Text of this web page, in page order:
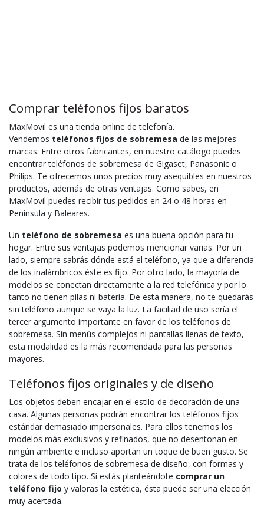
Comprar teléfonos fijos baratos
MaxMovil es una tienda online de telefonía.
Vendemos teléfonos fijos de sobremesa de las mejores
marcas. Entre otros fabricantes, en nuestro catálogo puedes
encontrar teléfonos de sobremesa de Gigaset, Panasonic o
Philips. Te ofrecemos unos precios muy asequibles en nuestros
productos, además de otras ventajas. Como sabes, en
MaxMovil puedes recibir tus pedidos en 24 o 48 horas en
Península y Baleares.
Un teléfono de sobremesa es una buena opción para tu
hogar. Entre sus ventajas podemos mencionar varias. Por un
lado, siempre sabrás dónde está el teléfono, ya que a diferencia
de los inalámbricos éste es fijo. Por otro lado, la mayoría de
modelos se conectan directamente a la red telefónica y por lo
tanto no tienen pilas ni batería. De esta manera, no te quedarás
sin teléfono aunque se vaya la luz. La faciliad de uso sería el
tercer argumento importante en favor de los teléfonos de
sobremesa. Sin menús complejos ni pantallas llenas de texto,
esta modalidad es la más recomendada para las personas
mayores.
Teléfonos fijos originales y de diseño
Los objetos deben encajar en el estilo de decoración de una
casa. Algunas personas podrán encontrar los teléfonos fijos
estándar demasiado impersonales. Para ellos tenemos los
modelos más exclusivos y refinados, que no desentonan en
ningún ambiente e incluso aportan un toque de buen gusto. Se
trata de los teléfonos de sobremesa de diseño, con formas y
colores de todo tipo. Si estás planteándote comprar un
teléfono fijo y valoras la estética, ésta puede ser una elección
muy acertada.